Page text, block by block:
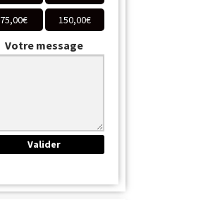
75,00€ 150,00€
Votre message